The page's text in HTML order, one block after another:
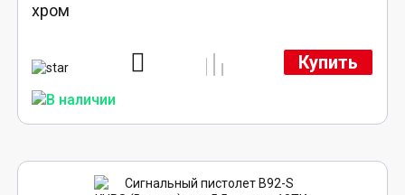
хром
Купить